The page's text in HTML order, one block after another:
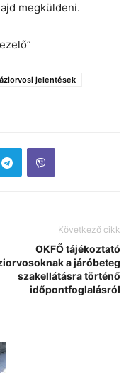
megküldeni.
jelentések
Következő cikk
OKFŐ tájékoztató
a járóbeteg
szakellátásra történő
időpontfoglalásról